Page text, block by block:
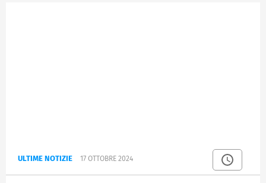
ULTIME NOTIZIE 17 OTTOBRE 2024